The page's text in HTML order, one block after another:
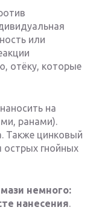
или
отёку, которые
на
ранами).
Также цинковый
острых гнойных
немного:
нанесения.